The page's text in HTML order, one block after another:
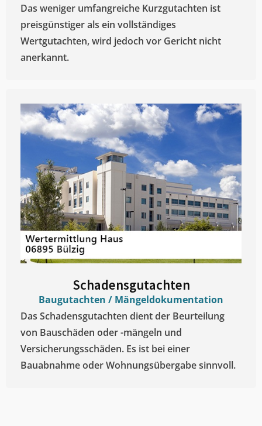
Das weniger umfangreiche Kurzgutachten ist
preisgünstiger als ein vollständiges
Wertgutachten, wird jedoch vor Gericht nicht
anerkannt.
Schadensgutachten
Baugutachten / Mängeldokumentation
Das Schadensgutachten dient der Beurteilung
von Bauschäden oder -mängeln und
Versicherungsschäden. Es ist bei einer
Bauabnahme oder Wohnungsübergabe sinnvoll.